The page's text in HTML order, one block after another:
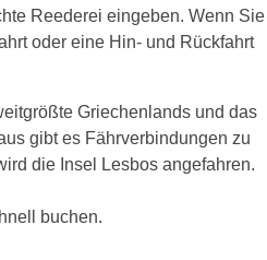
Reederei eingeben. Wenn Sie
oder eine Hin- und Rückfahrt
Griechenlands und das
gibt es Fährverbindungen zu
die Insel Lesbos angefahren.
buchen.